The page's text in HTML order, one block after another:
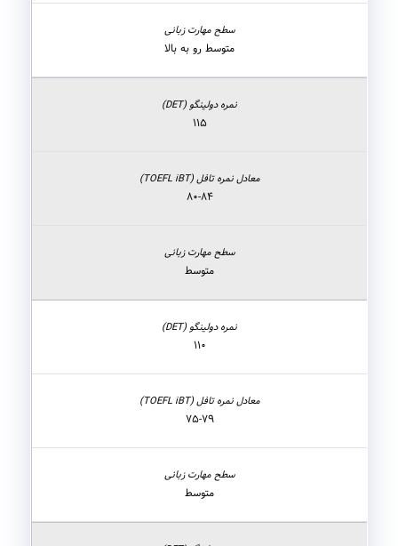
متوسط رو به بالا
۱۱۵
۸۰-۸۴
متوسط
۱۱۰
۷۵-۷۹
متوسط